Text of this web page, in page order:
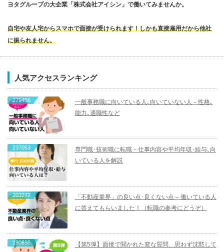
ヨタグループの大企業「株式会社アイシン」で働いてみませんか。
自宅や友人宅からスマホで面接が受けられます！しかも直接雇用だから他社
に振られません。
人気アクセスランキング
279456
一般事務職に向いている人､向いていない人－性格､
能力､適職性など
237053
専門職･技術職に転職－仕事内容や平均年収･給与､向
いている人を解説
203272
「不動産業界」の良い点･良くない点 – 働いている人
に答えてもらいました！（転職の参考にどうぞ）
190698
【第5弾】面接で聞かれた変な質問、思わず沈黙して